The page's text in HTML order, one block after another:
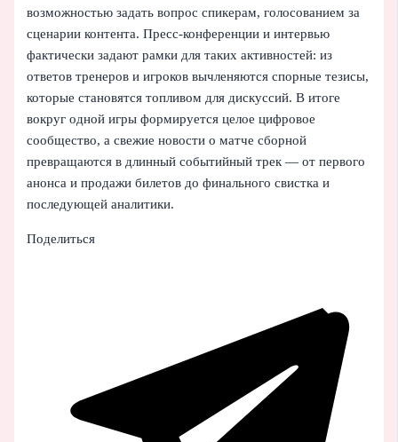
возможностью задать вопрос спикерам, голосованием за
сценарии контента. Пресс-конференции и интервью
фактически задают рамки для таких активностей: из
ответов тренеров и игроков вычленяются спорные тезисы,
которые становятся топливом для дискуссий. В итоге
вокруг одной игры формируется целое цифровое
сообщество, а свежие новости о матче сборной
превращаются в длинный событийный трек — от первого
анонса и продажи билетов до финального свистка и
последующей аналитики.
Поделиться